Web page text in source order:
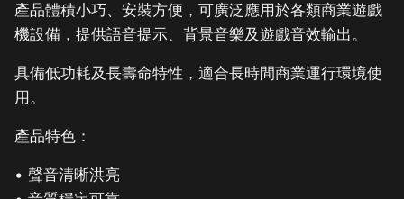
產品體積小巧、安裝方便，可廣泛應用於各類商業遊戲
機設備，提供語音提示、背景音樂及遊戲音效輸出。
具備低功耗及長壽命特性，適合長時間商業運行環境使
用。
產品特色：
• 聲音清晰洪亮